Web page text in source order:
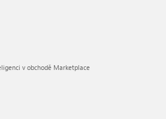
v obchodě Marketplace